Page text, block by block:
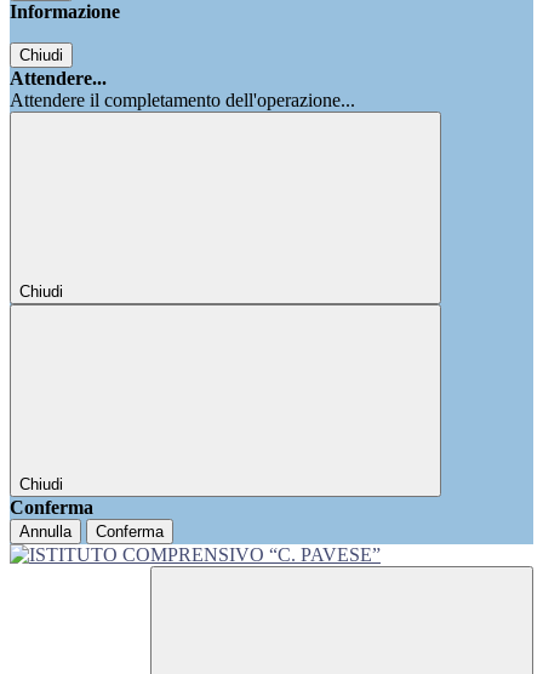
Informazione
Chiudi
Attendere...
Attendere il completamento dell'operazione...
Chiudi
Chiudi
Conferma
Annulla Conferma